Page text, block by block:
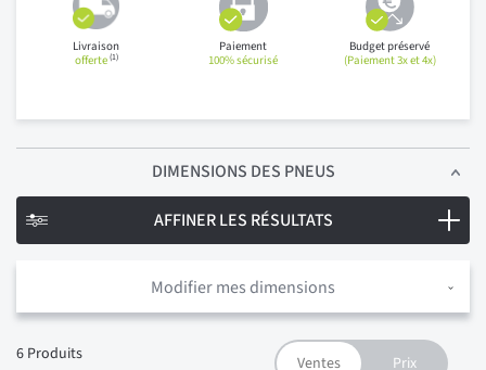
Livraison
offerte(1)
Paiement
100% sécurisé
Budget préservé
(Paiement 3x et 4x)
DIMENSIONS DES PNEUS
Modifier mes dimensions
6 Produits
AFFINER LES RÉSULTATS